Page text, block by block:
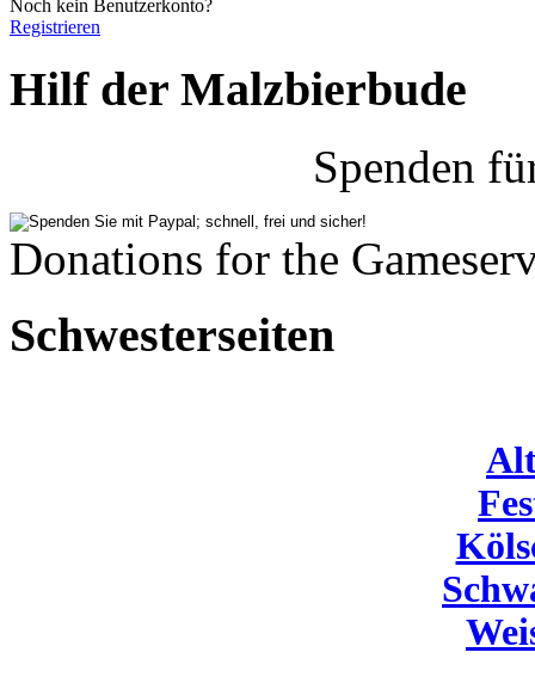
Noch kein Benutzerkonto?
Registrieren
Hilf der Malzbierbude
Spenden
Donations for the
Schwesterseiten